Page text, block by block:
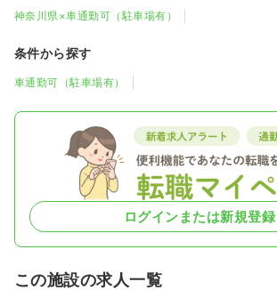
神奈川県×車通勤可（駐車場有）
条件から探す
車通勤可（駐車場有）
ログインまたは新規登録
この施設の求人一覧